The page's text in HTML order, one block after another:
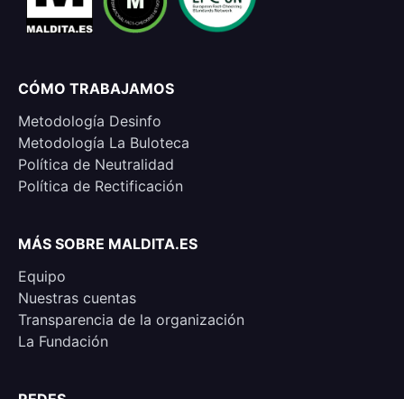
CÓMO TRABAJAMOS
Metodología Desinfo
Metodología La Buloteca
Política de Neutralidad
Política de Rectificación
MÁS SOBRE MALDITA.ES
Equipo
Nuestras cuentas
Transparencia de la organización
La Fundación